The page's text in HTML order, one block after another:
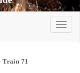
Train 71